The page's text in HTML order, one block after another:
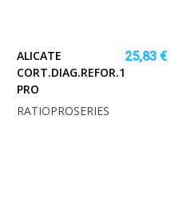
ALICATE
PRO
25,83 €
RATIOPROSERIES